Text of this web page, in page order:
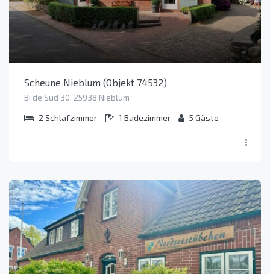
Scheune Nieblum (Objekt 74532)
Bi de Süd 30, 25938 Nieblum
2 Schlafzimmer 1 Badezimmer 5 Gäste